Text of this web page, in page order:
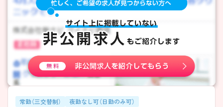
常勤（三交替制） 夜勤なし可（日勤のみ可）